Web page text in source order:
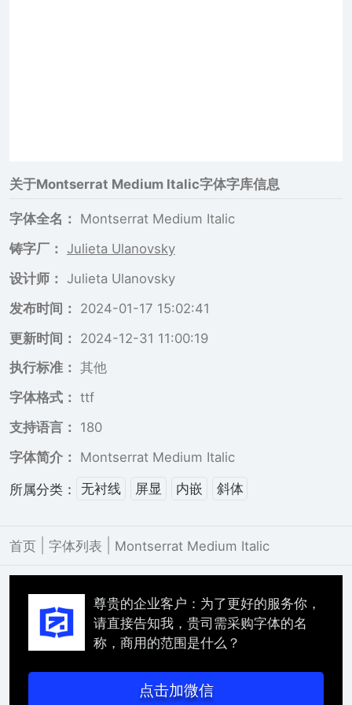
关于Montserrat Medium Italic字体字库信息
字体全名：
Montserrat Medium Italic
铸字厂： Julieta Ulanovsky
设计师： Julieta Ulanovsky
发布时间：
2024-01-17 15:02:41
更新时间：
2024-12-31 11:00:19
执行标准： 其他
字体格式： ttf
支持语言：
180
字体简介：
Montserrat Medium Italic
所属分类： 无衬线 屏显 内嵌 斜体
首页 字体列表 Montserrat Medium Italic
尊贵的企业客户：为了更好的服务你，
请直接告知我，贵司需采购字体的名
称，商用的范围是什么？
点击加微信